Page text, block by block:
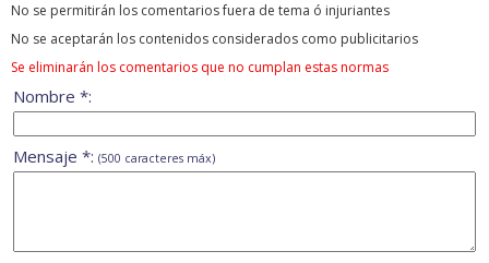
No se permitirán los comentarios fuera de tema ó injuriantes
No se aceptarán los contenidos considerados como publicitarios
Se eliminarán los comentarios que no cumplan estas normas
Nombre *:
Mensaje *: (500 caracteres máx)